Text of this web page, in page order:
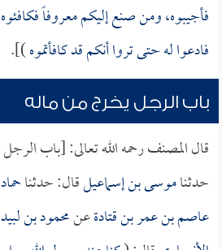
فأجيبوه، ومن صنع إليكم معروفاً
فادعوا له حتى تروا أنكم قد كافأتموه)].
باب الرجل يخرج من ماله
قال المصنف رحمه الله تعالى: [باب
حدثناموسى بن إسماعيلقال: حدثناحماد
عاصم بن عمر بن قتادةعنمحمود بن لبيد